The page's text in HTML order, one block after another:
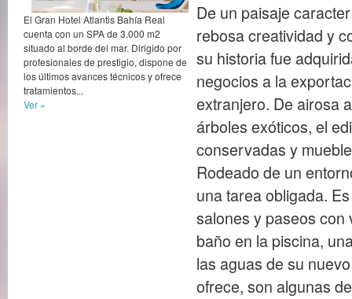
El Gran Hotel Atlantis Bahía Real
cuenta con un SPA de 3.000 m2
situado al borde del mar. Dirigido por
profesionales de prestigio, dispone de
los últimos avances técnicos y ofrece
tratamientos...
Ver »
De un paisaje
rebosa creatividad y
su historia fue
negocios a la
extranjero. De airosa
árboles exóticos, el
conservadas y
Rodeado de un
una tarea obligada.
salones y paseos con
baño en la piscina,
las aguas de su
ofrece, son algunas